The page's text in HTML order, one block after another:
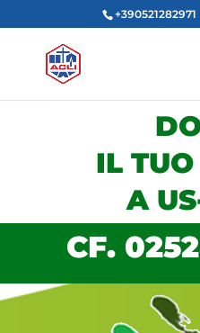
+390521282971
IL
A
CF.